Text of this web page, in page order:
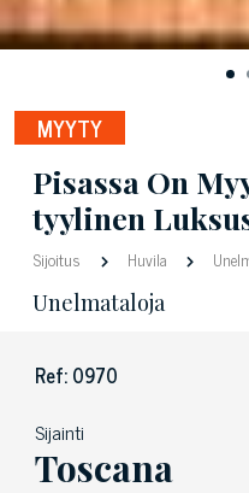
MYYTY
Pisassa On
tyylinen
Sijoitus Huvila
Unelmataloja
Ref: 0970
Sijainti
Toscana